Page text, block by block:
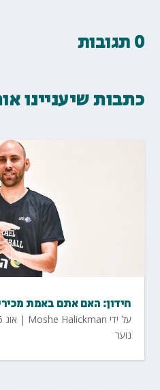
0 תגובות
כתבות שיעניינו
חידון: האם אתם באמת
על ידי Moshe Halickman
| אוג 6, 2026
נוער